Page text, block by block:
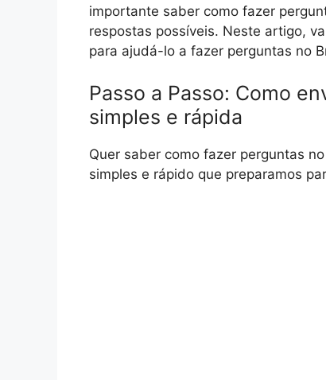
importante saber como fazer
respostas possíveis. Neste artigo,
para ajudá-lo a fazer perguntas no
Passo a Passo: Como
simples e rápida
Quer saber como fazer perguntas
simples e rápido que preparamos